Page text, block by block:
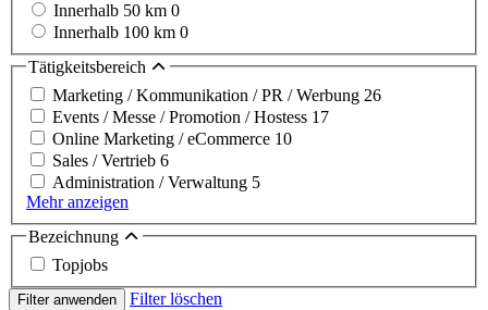
Innerhalb 50 km 0
Innerhalb 100 km 0
Tätigkeitsbereich
Marketing / Kommunikation / PR / Werbung 26
Events / Messe / Promotion / Hostess 17
Online Marketing / eCommerce 10
Sales / Vertrieb 6
Administration / Verwaltung 5
Mehr anzeigen
Bezeichnung
Topjobs
Filter anwenden
Filter löschen